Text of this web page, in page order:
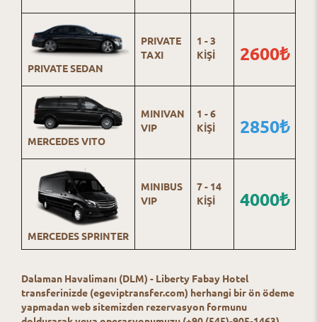
PRIVATE SEDAN
PRIVATE
TAXI
1 - 3
KİŞİ
2600₺
MERCEDES VITO
MINIVAN
VIP
1 - 6
KİŞİ
2850₺
MERCEDES SPRINTER
MINIBUS
VIP
7 - 14
KİŞİ
4000₺
Dalaman Havalimanı (DLM) - Liberty Fabay Hotel
transferinizde (egeviptransfer.com) herhangi bir ön ödeme
yapmadan web sitemizden rezervasyon formunu